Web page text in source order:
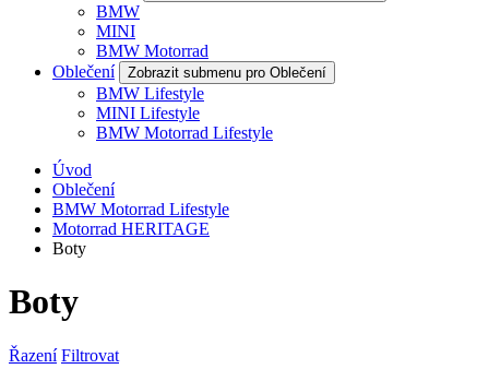
BMW
MINI
BMW Motorrad
Oblečení
Zobrazit submenu pro Oblečení
BMW Lifestyle
MINI Lifestyle
BMW Motorrad Lifestyle
Úvod
Oblečení
BMW Motorrad Lifestyle
Motorrad HERITAGE
Boty
Boty
Řazení Filtrovat